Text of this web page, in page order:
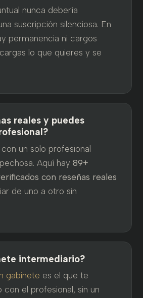
nunca debería
suscripción silenciosa. En
permanencia ni cargos
lo que quieres y se
reales y puedes
un solo profesional
Aquí hay 89+
con reseñas reales
de uno a otro sin
intermediario?
gabinete es el que te
el profesional, sin un